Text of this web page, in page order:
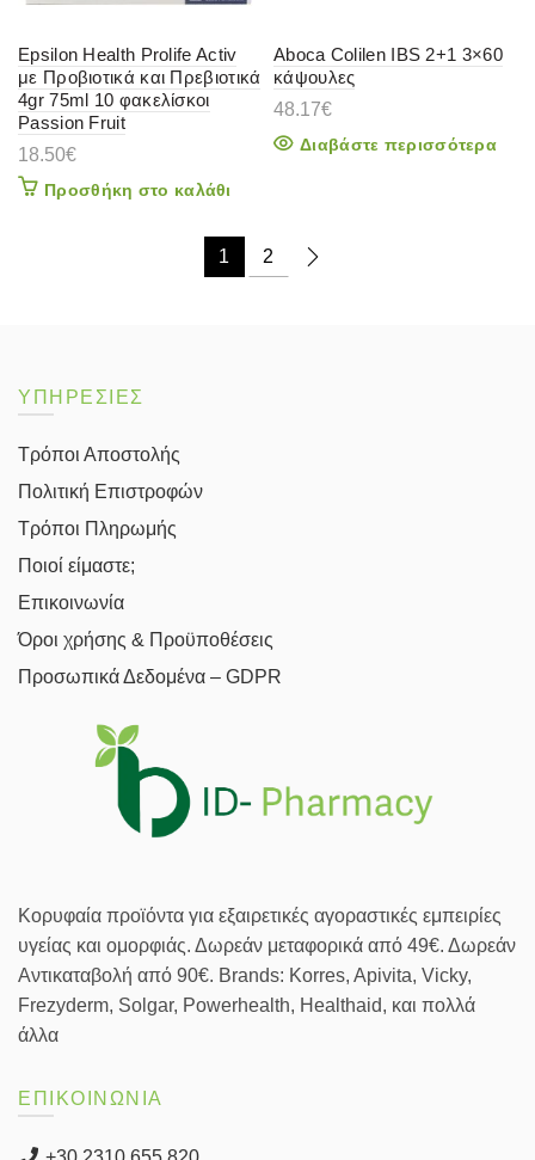
Epsilon Health Prolife Activ
με Προβιοτικά και Πρεβιοτικά
4gr 75ml 10 φακελίσκοι
Passion Fruit
18.50€
Προσθήκη στο καλάθι
Aboca Colilen IBS 2+1 3×60
κάψουλες
48.17€
Διαβάστε περισσότερα
1 2
ΥΠΗΡΕΣΙΕΣ
Τρόποι Αποστολής
Πολιτική Επιστροφών
Τρόποι Πληρωμής
Ποιοί είμαστε;
Επικοινωνία
Όροι χρήσης & Προϋποθέσεις
Προσωπικά Δεδομένα – GDPR
Κορυφαία προϊόντα για εξαιρετικές αγοραστικές εμπειρίες
υγείας και ομορφιάς. Δωρεάν μεταφορικά από 49€. Δωρεάν
Αντικαταβολή από 90€. Brands: Korres, Apivita, Vicky,
Frezyderm, Solgar, Powerhealth, Healthaid, και πολλά
άλλα
ΕΠΙΚΟΙΝΩΝΙΑ